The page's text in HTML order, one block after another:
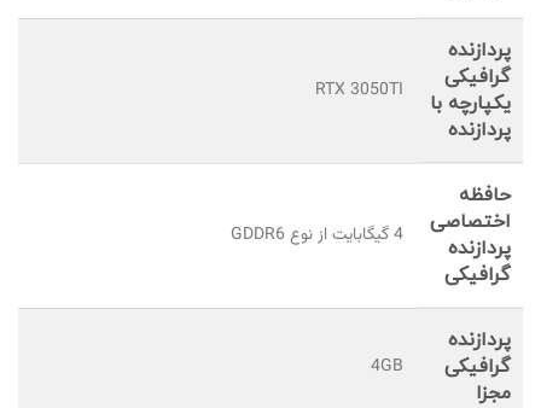
پردازنده‌
گرافیکی
یکپارچه با
پردازنده
RTX 3050TI
حافظه
اختصاصی
پردازنده
گرافیکی
4 گیگابایت از نوع GDDR6
پردازنده‌
گرافیکی
مجزا
4GB